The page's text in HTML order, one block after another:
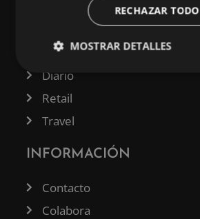
Tecnología
Diario
Retail
Travel
INFORMACIÓN
Contacto
Colabora
RECHAZAR TODO
MOSTRAR DETALLES